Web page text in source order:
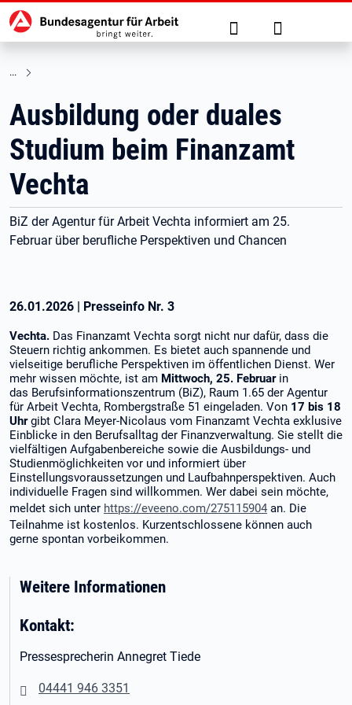
zu den Hauptinhalten springen
Hauptnavigation Suche Anmelden
Ausbildung oder duales
Studium beim Finanzamt
Vechta
BiZ der Agentur für Arbeit Vechta informiert am 25.
Februar über berufliche Perspektiven und Chancen
26.01.2026 | Presseinfo Nr. 3
Vechta. Das Finanzamt Vechta sorgt nicht nur dafür, dass die
Steuern richtig ankommen. Es bietet auch spannende und
vielseitige berufliche Perspektiven im öffentlichen Dienst. Wer
mehr wissen möchte, ist am Mittwoch, 25. Februar in
das Berufsinformationszentrum (BiZ), Raum 1.65 der Agentur
für Arbeit Vechta, Rombergstraße 51 eingeladen. Von 17 bis 18
Uhrgibt Clara Meyer-Nicolaus vom Finanzamt Vechta exklusive
Einblicke in den Berufsalltag der Finanzverwaltung. Sie stellt die
vielfältigen Aufgabenbereiche sowie die Ausbildungs- und
Studienmöglichkeiten vor und informiert über
Einstellungsvoraussetzungen und Laufbahnperspektiven. Auch
individuelle Fragen sind willkommen. Wer dabei sein möchte,
meldet sich unter https://eveeno.com/275115904 an. Die
Teilnahme ist kostenlos. Kurzentschlossene können auch
gerne spontan vorbeikommen.
Weitere Informationen
Kontakt:
Pressesprecherin Annegret Tiede
04441 946 3351